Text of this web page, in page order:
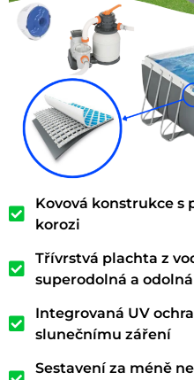
Kovová konstrukce s
korozi
Třívrstvá plachta z
superodolná a
Integrovaná UV
slunečnímu záření
Sestavení za méně